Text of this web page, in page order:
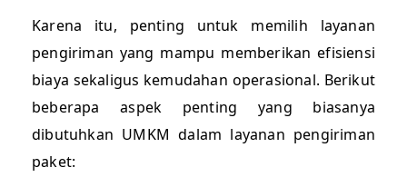
Karena itu, penting untuk memilih layanan
pengiriman yang mampu memberikan efisiensi
biaya sekaligus kemudahan operasional. Berikut
beberapa aspek penting yang biasanya
dibutuhkan UMKM dalam layanan pengiriman
paket: